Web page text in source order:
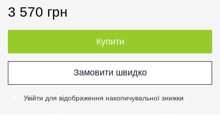
3 570 грн
Купити
Замовити швидко
Увійти для відображення накопичувальної знижки